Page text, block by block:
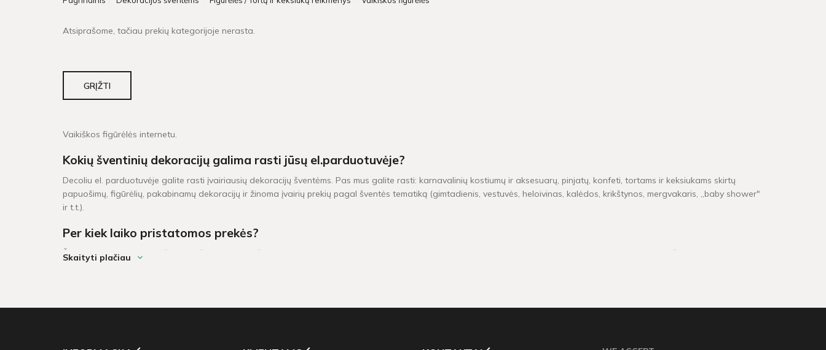
Atsiprašome, tačiau prekių kategorijoje nerasta.
GRĮŽTI
Vaikiškos figūrėlės internetu.
Kokių šventinių dekoracijų galima rasti jūsų el.parduotuvėje?
Decoliu el. parduotuvėje galite rasti įvairiausių dekoracijų šventėms. Pas mus galite rasti: karnavalinių kostiumų ir aksesuarų, pinjatų, konfeti, tortams ir keksiukams skirtų
papuošimų, figūrėlių, pakabinamų dekoracijų ir žinoma įvairių prekių pagal šventės tematiką (gimtadienis, vestuvės, heloivinas, kalėdos, krikštynos, mergvakaris, „baby shower"
ir t.t.).
Per kiek laiko pristatomos prekės?
Šventinės dekoracijos pažymėtos žaliu sandėlio ženkleliu yra pristatomos per 1-2 darbo dienas. Kitų dekoracijų, kurių vietoje neturime, pristatymas gali užtrukti tarp 4 - 16
Skaityti plačiau